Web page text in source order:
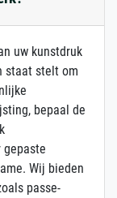
uw kunstdruk
staat stelt om
bepaal de
Wij bieden
passe-